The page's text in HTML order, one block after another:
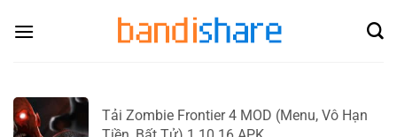
Tải Zombie Frontier 4 MOD (Menu, Vô Hạn